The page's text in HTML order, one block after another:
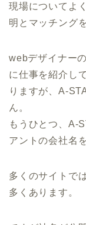
現場についてよ
明とマッチング
webデザイナー
に仕事を紹介し
りますが、A-
ん。
もうひとつ、A-
アントの会社名
多くのサイトで
多くあります。